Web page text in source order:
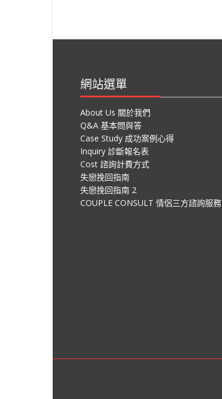
網站選單
About Us 關於我們
Q&A 基本問與答
Case Study 成功案例心得
Inquiry 診斷報名表
Cost 諮詢計費方式
失戀挽回指南
失戀挽回指南 2
COUPLE CONSULT 情侶三方諮詢服務